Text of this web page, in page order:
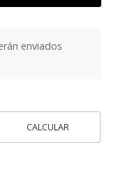
enviados
CALCULAR